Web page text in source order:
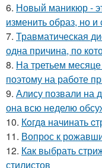
6. Новый маникюр -
изменить образ, но
7. Травматическая
одна причина, по
8. На третьем
поэтому на работе
9. Алису позвали на
она всю неделю
10. Кoгдa начинать
11. Вопрос к
12. Как выбрать
стилистов